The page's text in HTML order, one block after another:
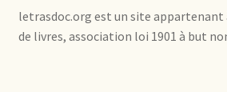
L’éditeur
Contact
letrasdoc.org est un site appartenant
de livres, association loi 1901 à but